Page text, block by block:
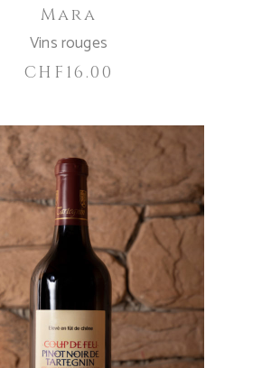
Mara
Vins rouges
CHF 16.00
AGGIUNGI AL CARRELLO